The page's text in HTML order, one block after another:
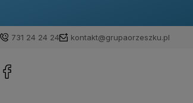
731 24 24 24 kontakt@grupaorzeszku.pl